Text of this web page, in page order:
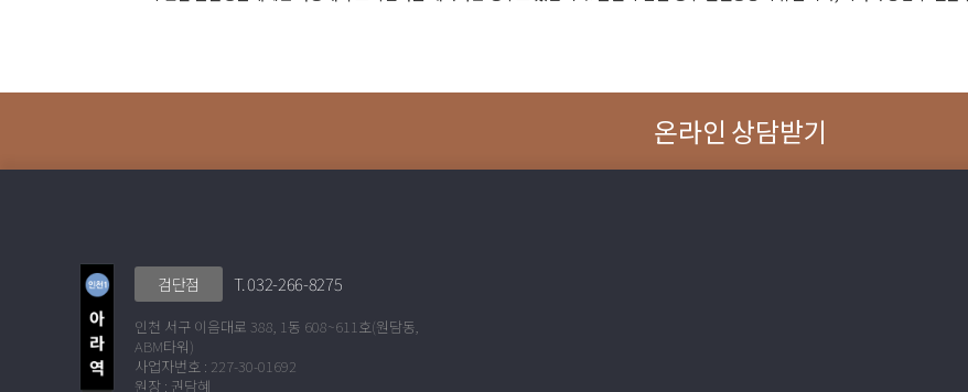
온라인 상담받기
검단점 T. 032-266-8275
인천 서구 이음대로 388, 1동 608~611호(원담동,
ABM타워)
사업자번호 : 227-30-01692
원장 : 권담혜